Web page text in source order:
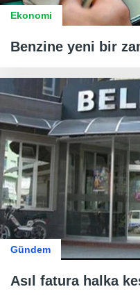
Ekonomi
Benzine yeni bir
Gündem
Asıl fatura halka